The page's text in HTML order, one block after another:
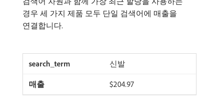
경우 세 가지 제품 모두 단일 검색어에 매출을
연결합니다.
신발
$204.97